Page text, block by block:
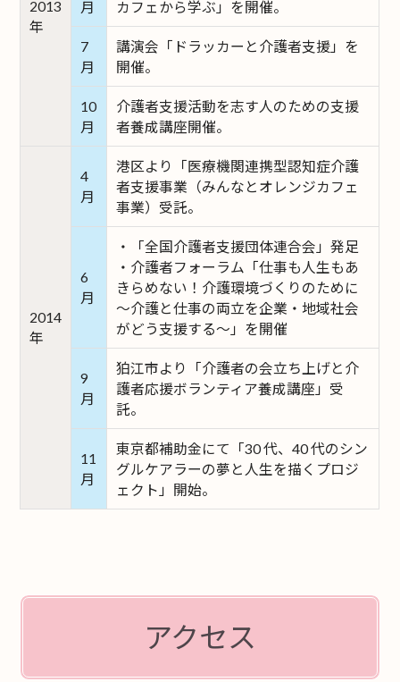
2013
年
月
カフェから学ぶ」を開催。
7
月
講演会「ドラッカーと介護者支援」を
開催。
10
月
介護者支援活動を志す人のための支援
者養成講座開催。
2014
年
4
月
港区より「医療機関連携型認知症介護
者支援事業（みんなとオレンジカフェ
事業）受託。
6
月
・「全国介護者支援団体連合会」発足
・介護者フォーラム「仕事も人生もあ
きらめない！介護環境づくりのために
～介護と仕事の両立を企業・地域社会
がどう支援する～」を開催
9
月
狛江市より「介護者の会立ち上げと介
護者応援ボランティア養成講座」受
託。
11
月
東京都補助金にて「30 代、40 代のシン
グルケアラーの夢と人生を描くプロジ
ェクト」開始。
アクセス